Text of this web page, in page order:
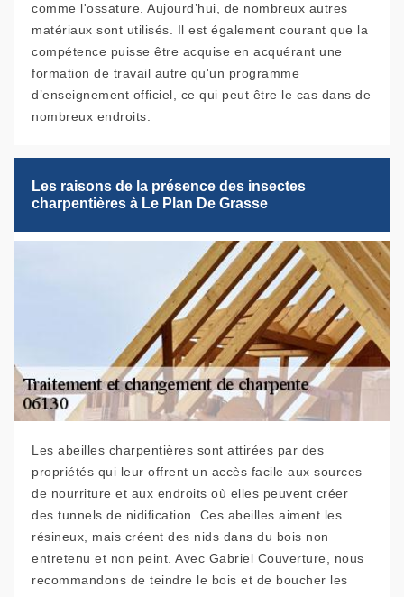
comme l'ossature. Aujourd’hui, de nombreux autres
matériaux sont utilisés. Il est également courant que la
compétence puisse être acquise en acquérant une
formation de travail autre qu'un programme
d’enseignement officiel, ce qui peut être le cas dans de
nombreux endroits.
Les raisons de la présence des insectes
charpentières à Le Plan De Grasse
Les abeilles charpentières sont attirées par des
propriétés qui leur offrent un accès facile aux sources
de nourriture et aux endroits où elles peuvent créer
des tunnels de nidification. Ces abeilles aiment les
résineux, mais créent des nids dans du bois non
entretenu et non peint. Avec Gabriel Couverture, nous
recommandons de teindre le bois et de boucher les